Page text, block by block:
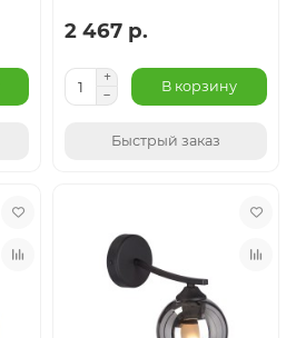
2 467 р.
В корзину
Быстрый заказ